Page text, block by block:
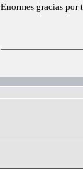
Enormes gracias